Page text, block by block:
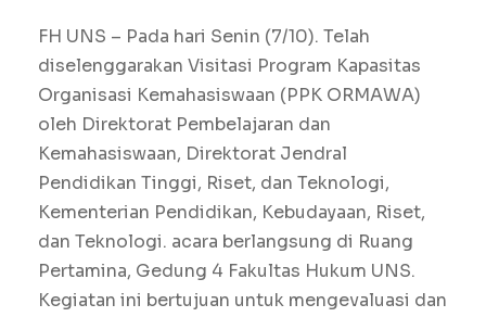
FH UNS – Pada hari Senin (7/10). Telah
diselenggarakan Visitasi Program Kapasitas
Organisasi Kemahasiswaan (PPK ORMAWA)
oleh Direktorat Pembelajaran dan
Kemahasiswaan, Direktorat Jendral
Pendidikan Tinggi, Riset, dan Teknologi,
Kementerian Pendidikan, Kebudayaan, Riset,
dan Teknologi. acara berlangsung di Ruang
Pertamina, Gedung 4 Fakultas Hukum UNS.
Kegiatan ini bertujuan untuk mengevaluasi dan